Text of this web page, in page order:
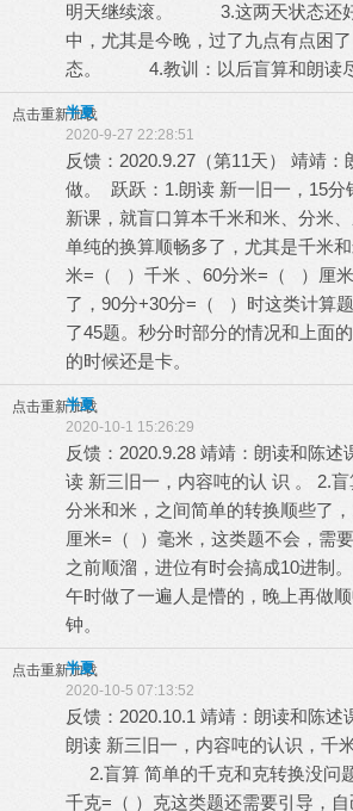
明天继续滚。 3.这两天状态还好
中，尤其是今晚，过了九点有点困
态。 4.教训：以后盲算和朗读
点击重新加载
半夏
2020-9-27 22:28:51
反馈：2020.9.27（第11天） 靖靖
做。 跃跃：1.朗读 新一旧一，
新课，就盲口算本千米和米、分米
单纯的换算顺畅多了，尤其是千米
米=（ ）千米 、60分米=（ ）厘
了，90分+30分=（ ）时这类计算
了45题。秒分时部分的情况和上面
的时候还是卡。
点击重新加载
半夏
2020-10-1 15:26:29
反馈：2020.9.28 靖靖：朗读和陈
读 新三旧一，内容吨的认 识 。 2.
分米和米，之间简单的转换顺些了
厘米=（ ）毫米，这类题不会，需
之前顺溜，进位有时会搞成10进制
午时做了一遍人是懵的，晚上再做
钟。
点击重新加载
半夏
2020-10-5 07:13:52
反馈：2020.10.1 靖靖：朗读和陈
朗读 新三旧一，内容吨的认识，千
2.盲算 简单的千克和克转换没问
千克=（ ）克这类题还需要引导，